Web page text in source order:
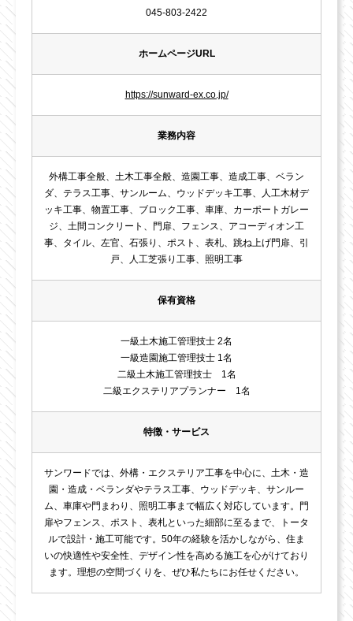
045-803-2422
ホームページURL
https://sunward-ex.co.jp/
業務内容
外構工事全般、土木工事全般、造園工事、造成工事、ベラン
ダ、テラス工事、サンルーム、ウッドデッキ工事、人工木材デ
ッキ工事、物置工事、ブロック工事、車庫、カーポートガレー
ジ、土間コンクリート、門扉、フェンス、アコーディオン工
事、タイル、左官、石張り、ポスト、表札、跳ね上げ門扉、引
戸、人工芝張り工事、照明工事
保有資格
一級土木施工管理技士 2名
一級造園施工管理技士 1名
二級土木施工管理技士 1名
二級エクステリアプランナー 1名
特徴・サービス
サンワードでは、外構・エクステリア工事を中心に、土木・造
園・造成・ベランダやテラス工事、ウッドデッキ、サンルー
ム、車庫や門まわり、照明工事まで幅広く対応しています。門
扉やフェンス、ポスト、表札といった細部に至るまで、トータ
ルで設計・施工可能です。50年の経験を活かしながら、住ま
いの快適性や安全性、デザイン性を高める施工を心がけており
ます。理想の空間づくりを、ぜひ私たちにお任せください。